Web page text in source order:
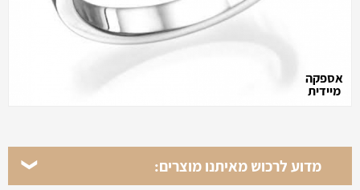
אספקה
מיידית
מדוע לרכוש מאיתנו מוצרים: